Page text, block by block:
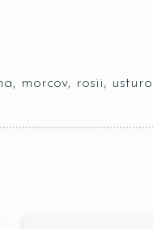
morcov, rosii,